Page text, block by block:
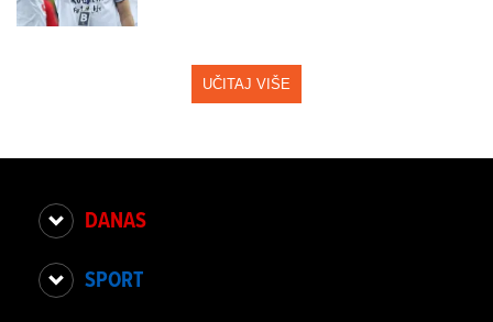
UČITAJ VIŠE
DANAS
SPORT